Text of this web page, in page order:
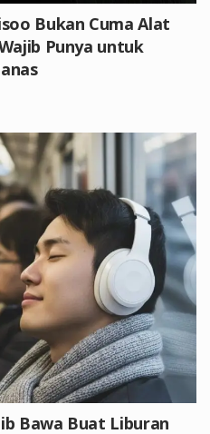
Bukan Cuma Alat
Punya untuk
Bawa Buat Liburan